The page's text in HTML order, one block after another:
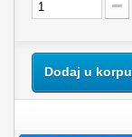
Dodaj u korpu